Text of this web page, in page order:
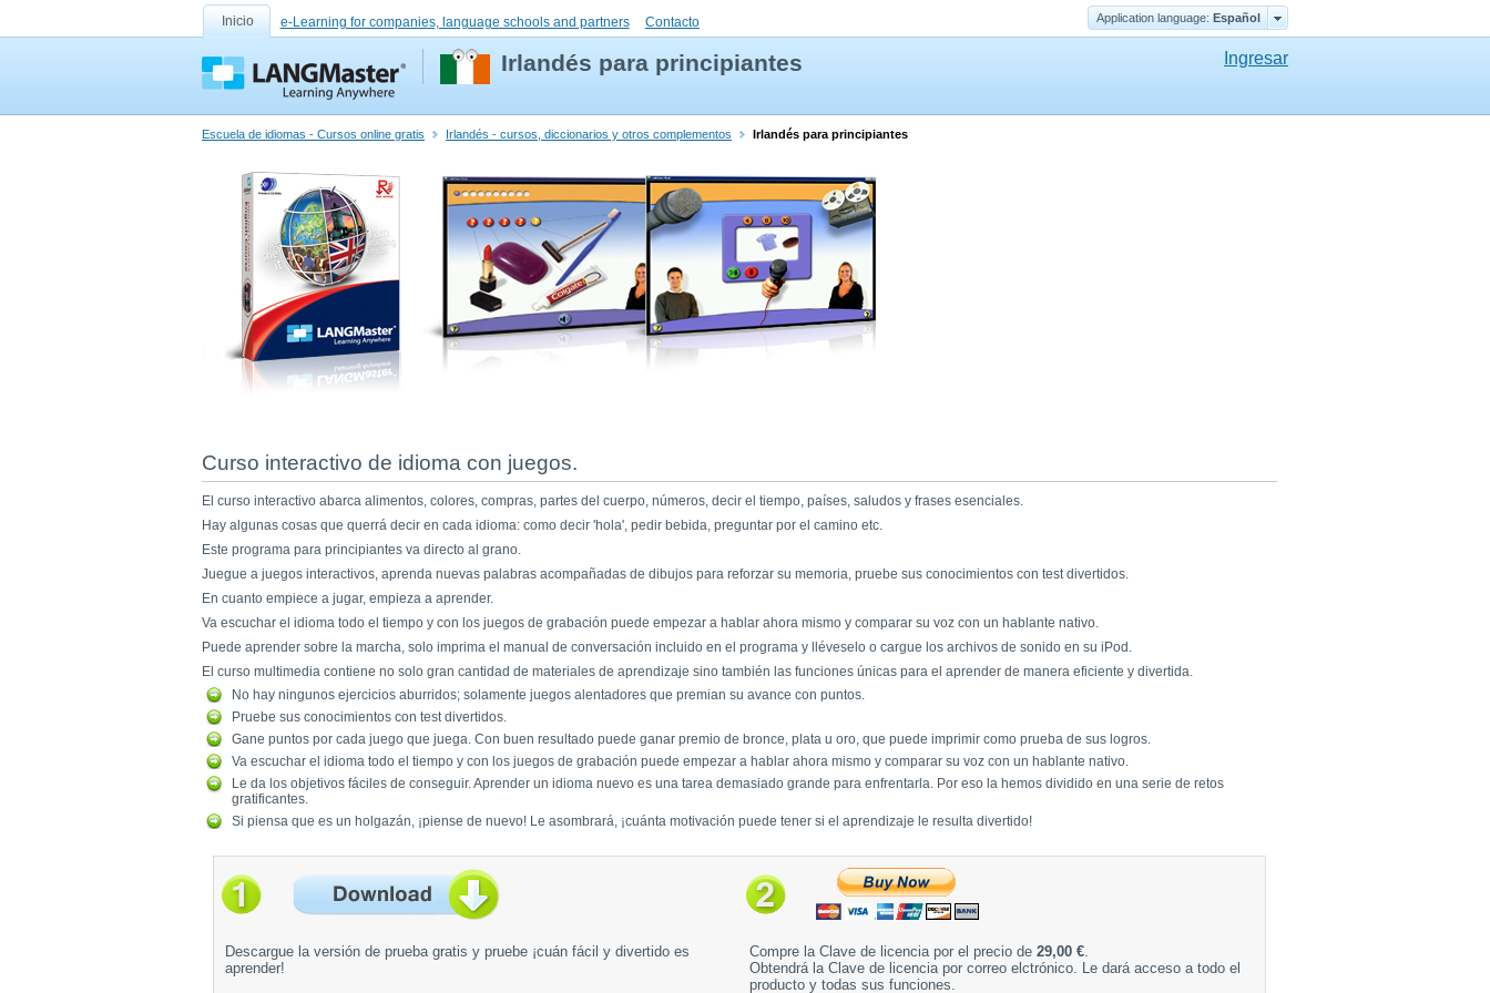
Inicio e-Learning for companies, language schools and partners Contacto Application language: Еspañol
Irlandés para principiantes Ingresar
Escuela de idiomas - Cursos online gratis Irlandés - cursos, diccionarios y otros complementos Irlandés para principiantes
Curso interactivo de idioma con juegos.
El curso interactivo abarca alimentos, colores, compras, partes del cuerpo, números, decir el tiempo, países, saludos y frases esenciales.
Hay algunas cosas que querrá decir en cada idioma: como decir 'hola', pedir bebida, preguntar por el camino etc.
Este programa para principiantes va directo al grano.
Juegue a juegos interactivos, aprenda nuevas palabras acompañadas de dibujos para reforzar su memoria, pruebe sus conocimientos con test divertidos.
En cuanto empiece a jugar, empieza a aprender.
Va escuchar el idioma todo el tiempo y con los juegos de grabación puede empezar a hablar ahora mismo y comparar su voz con un hablante nativo.
Puede aprender sobre la marcha, solo imprima el manual de conversación incluido en el programa y lléveselo o cargue los archivos de sonido en su iPod.
El curso multimedia contiene no solo gran cantidad de materiales de aprendizaje sino también las funciones únicas para el aprender de manera eficiente y divertida.
No hay ningunos ejercicios aburridos; solamente juegos alentadores que premian su avance con puntos.
Pruebe sus conocimientos con test divertidos.
Gane puntos por cada juego que juega. Con buen resultado puede ganar premio de bronce, plata u oro, que puede imprimir como prueba de sus logros.
Va escuchar el idioma todo el tiempo y con los juegos de grabación puede empezar a hablar ahora mismo y comparar su voz con un hablante nativo.
Le da los objetivos fáciles de conseguir. Aprender un idioma nuevo es una tarea demasiado grande para enfrentarla. Por eso la hemos dividido en una serie de retos
gratificantes.
Si piensa que es un holgazán, ¡piense de nuevo! Le asombrará, ¡cuánta motivación puede tener si el aprendizaje le resulta divertido!
Descargue la versión de prueba gratis y pruebe ¡cuán fácil y divertido es
aprender!
Compre la Clave de licencia por el precio de 29,00 €
Obtendrá la Clave de licencia por correo elctrónico. Le dará acceso a todo el
producto y todas sus funciones.